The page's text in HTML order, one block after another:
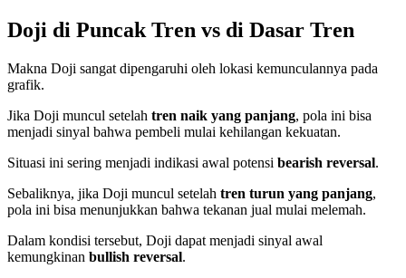
Doji di Puncak Tren vs di Dasar Tren
Makna Doji sangat dipengaruhi oleh lokasi kemunculannya pada
grafik.
Jika Doji muncul setelah tren naik yang panjang, pola ini bisa
menjadi sinyal bahwa pembeli mulai kehilangan kekuatan.
Situasi ini sering menjadi indikasi awal potensi bearish reversal.
Sebaliknya, jika Doji muncul setelah tren turun yang panjang,
pola ini bisa menunjukkan bahwa tekanan jual mulai melemah.
Dalam kondisi tersebut, Doji dapat menjadi sinyal awal
kemungkinan bullish reversal.